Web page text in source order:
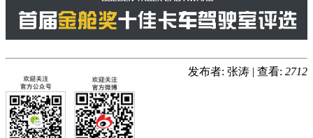
发布者: 张涛 | 查看: 2712